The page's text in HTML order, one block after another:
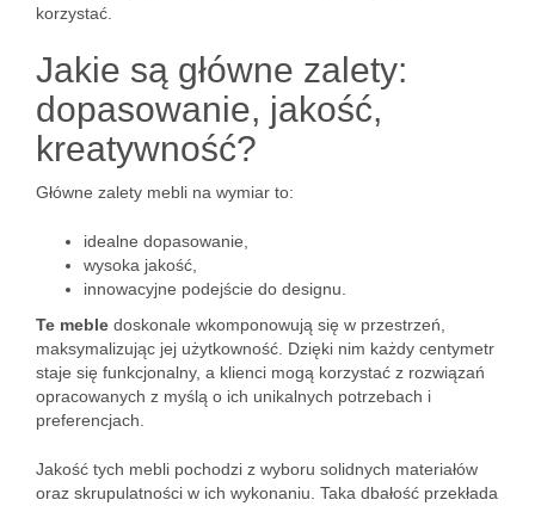
korzystać.
Jakie są główne zalety:
dopasowanie, jakość,
kreatywność?
Główne zalety mebli na wymiar to:
idealne dopasowanie,
wysoka jakość,
innowacyjne podejście do designu.
Te meble doskonale wkomponowują się w przestrzeń,
maksymalizując jej użytkowność. Dzięki nim każdy centymetr
staje się funkcjonalny, a klienci mogą korzystać z rozwiązań
opracowanych z myślą o ich unikalnych potrzebach i
preferencjach.
Jakość tych mebli pochodzi z wyboru solidnych materiałów
oraz skrupulatności w ich wykonaniu. Taka dbałość przekłada